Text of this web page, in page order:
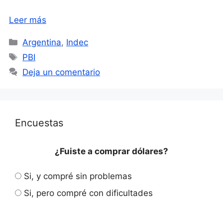
Leer más
Categorías
Argentina, Indec
Etiquetas
PBI
Deja un comentario
Encuestas
¿Fuiste a comprar dólares?
Si, y compré sin problemas
Si, pero compré con dificultades